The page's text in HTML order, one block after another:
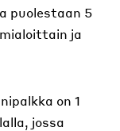
puolestaan 5
ja
on 1
jossa